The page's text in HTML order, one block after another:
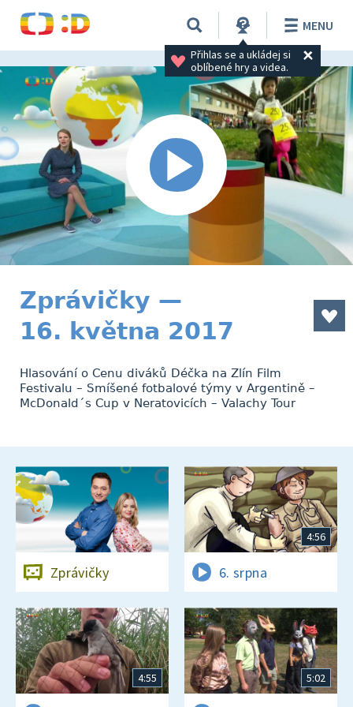
Přihlas se a ukládej si
oblíbené hry a videa.
MENU
Zprávičky —
16. května 2017
Hlasování o Cenu diváků Déčka na Zlín Film
Festivalu – Smíšené fotbalové týmy v Argentině –
McDonald´s Cup v Neratovicích – Valachy Tour
Zprávičky
4:56
6. srpna
4:55 5:02